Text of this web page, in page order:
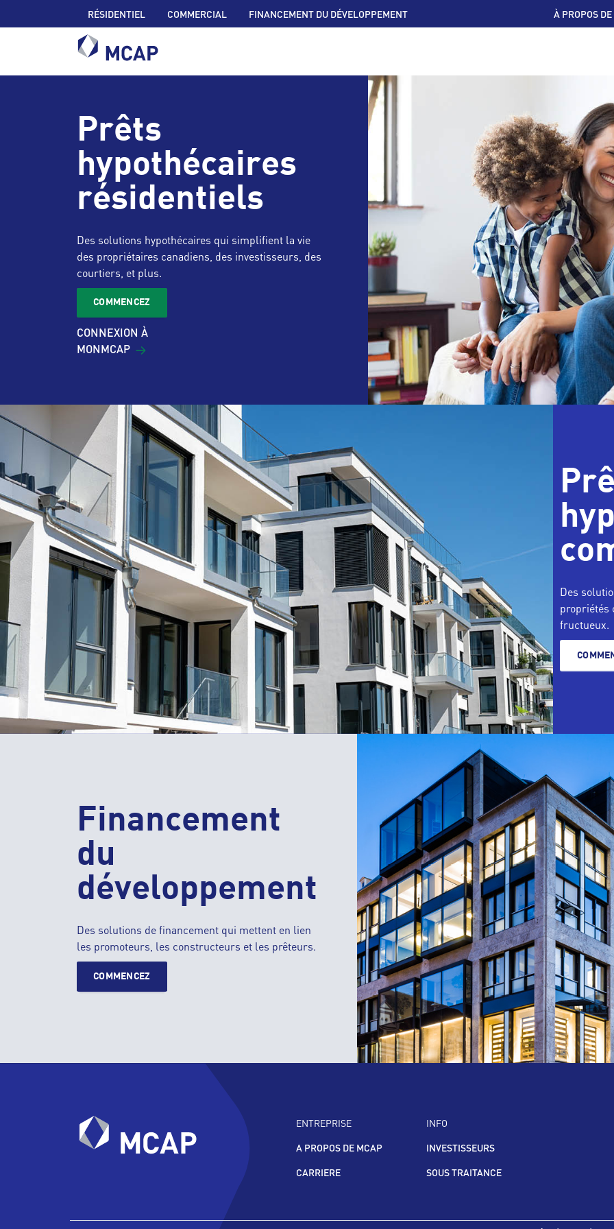
RÉSIDENTIEL COMMERCIAL FINANCEMENT DU DÉVELOPPEMENT À PROPOS
Prêts
hypothécaires
résidentiels
Des solutions hypothécaires qui simplifient la vie
des propriétaires canadiens, des investisseurs, des
courtiers, et plus.
COMMENCEZ
CONNEXION À
MONMCAP
Des
propriétés
fructueux.
Financement
du
développement
Des solutions de financement qui mettent en lien
les promoteurs, les constructeurs et les prêteurs.
COMMENCEZ
ENTREPRISE
A PROPOS DE MCAP
CARRIERE
INFO
INVESTISSEURS
SOUS TRAITANCE